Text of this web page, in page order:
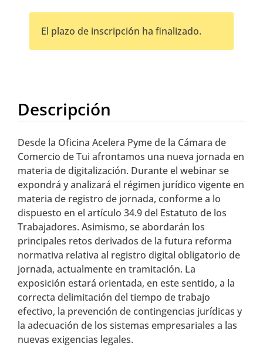
El plazo de inscripción ha finalizado.
Descripción
Desde la Oficina Acelera Pyme de la Cámara de
Comercio de Tui afrontamos una nueva jornada en
materia de digitalización. Durante el webinar se
expondrá y analizará el régimen jurídico vigente en
materia de registro de jornada, conforme a lo
dispuesto en el artículo 34.9 del Estatuto de los
Trabajadores. Asimismo, se abordarán los
principales retos derivados de la futura reforma
normativa relativa al registro digital obligatorio de
jornada, actualmente en tramitación. La
exposición estará orientada, en este sentido, a la
correcta delimitación del tiempo de trabajo
efectivo, la prevención de contingencias jurídicas y
la adecuación de los sistemas empresariales a las
nuevas exigencias legales.